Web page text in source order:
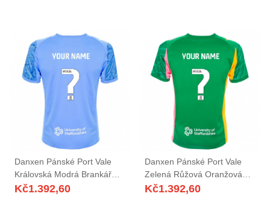
Danxen Pánské Port Vale
Královská Modrá Brankář
Dresy 2025/26 Dres
Kč1.392,60
Danxen Pánské Port Vale
Zelená Růžová Oranžová
Brankář Dresy 2025/26 Dres
Kč1.392,60